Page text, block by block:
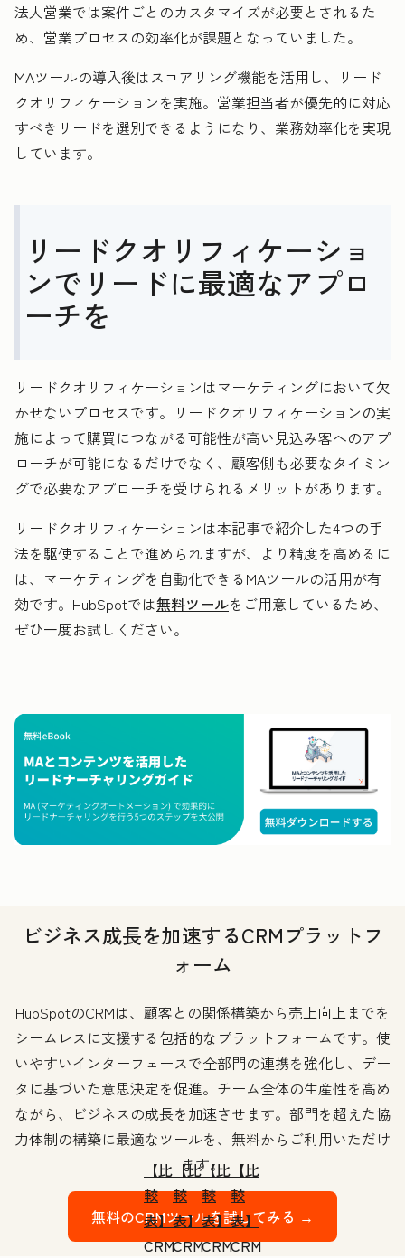
法人営業では案件ごとのカスタマイズが必要とされるた
め、営業プロセスの効率化が課題となっていました。
MAツールの導入後はスコアリング機能を活用し、リード
クオリフィケーションを実施。営業担当者が優先的に対応
すべきリードを選別できるようになり、業務効率化を実現
しています。
リードクオリフィケーショ
ンでリードに最適なアプロ
ーチを
リードクオリフィケーションはマーケティングにおいて欠
かせないプロセスです。リードクオリフィケーションの実
施によって購買につながる可能性が高い見込み客へのアプ
ローチが可能になるだけでなく、顧客側も必要なタイミン
グで必要なアプローチを受けられるメリットがあります。
リードクオリフィケーションは本記事で紹介した4つの手
法を駆使することで進められますが、より精度を高めるに
は、マーケティングを自動化できるMAツールの活用が有
効です。HubSpotでは無料ツールをご用意しているため、
ぜひ一度お試しください。
ビジネス成長を加速するCRMプラットフ
ォーム
HubSpotのCRMは、顧客との関係構築から売上向上までを
シームレスに支援する包括的なプラットフォームです。使
いやすいインターフェースで全部門の連携を強化し、デー
タに基づいた意思決定を促進。チーム全体の生産性を高め
ながら、ビジネスの成長を加速させます。部門を超えた協
力体制の構築に最適なツールを、無料からご利用いただけ
ます。
無料のCRMツールを試してみる →
【比
較
表】
CRM
【比
較
表】
CRM
【比
較
表】
CRM
【比
較
表】
CRM